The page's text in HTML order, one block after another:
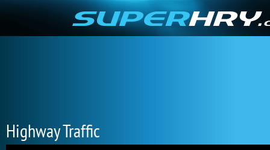
Highway Traffic